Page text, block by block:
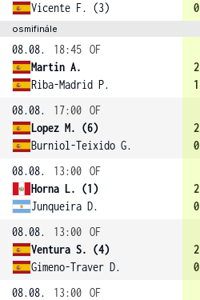
Vicente F. (3)
0
osmifinále
08.08. 18:45 OF
Martin A.
Riba-Madrid P.
2
1
08.08.
17:00 OF
Lopez M. (6)
Burniol-Teixido G.
2
0
08.08.
13:00 OF
Horna L. (1)
Junqueira D.
2
0
08.08.
13:00 OF
Ventura S. (4)
Gimeno-Traver D.
2
0
08.08.
13:00 OF